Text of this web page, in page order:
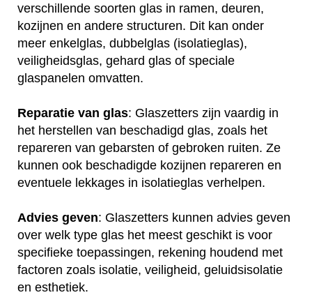
verschillende soorten glas in ramen, deuren,
kozijnen en andere structuren. Dit kan onder
meer enkelglas, dubbelglas (isolatieglas),
veiligheidsglas, gehard glas of speciale
glaspanelen omvatten.
Reparatie van glas: Glaszetters zijn vaardig in
het herstellen van beschadigd glas, zoals het
repareren van gebarsten of gebroken ruiten. Ze
kunnen ook beschadigde kozijnen repareren en
eventuele lekkages in isolatieglas verhelpen.
Advies geven: Glaszetters kunnen advies geven
over welk type glas het meest geschikt is voor
specifieke toepassingen, rekening houdend met
factoren zoals isolatie, veiligheid, geluidsisolatie
en esthetiek.